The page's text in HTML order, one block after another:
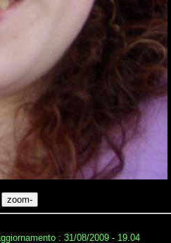
: 31/08/2009 - 19.04